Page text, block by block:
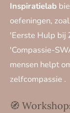
Inspiratielab
oefeningen,
'Eerste Hulp bij
'Compassie-
mensen helpt
zelfcompassie .​
🧭